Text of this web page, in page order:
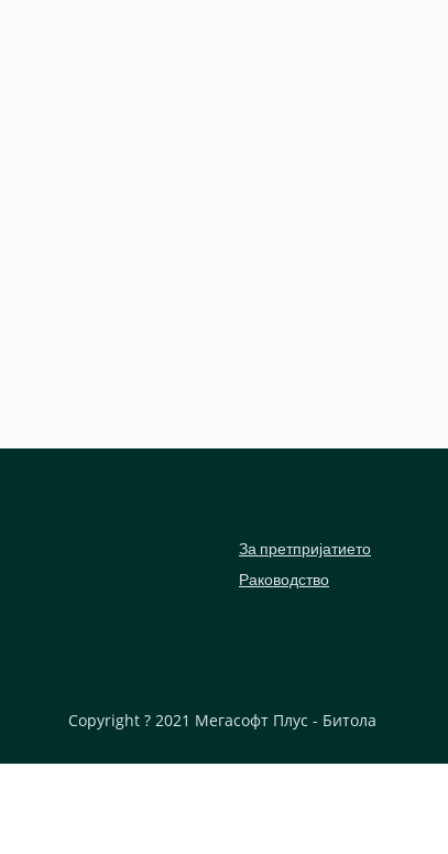
За претпријатието
Раководство
Copyright ? 2021 Мегасофт Плус - Битола